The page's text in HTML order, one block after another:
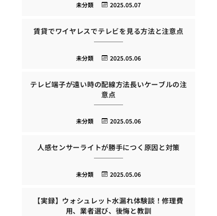
2025.05.07
未分類
賃貸でワイヤレスでテレビを見る方法と注意点
2025.05.06
未分類
テレビ端子が遠い時の配線方法長いケーブルの注
意点
2025.05.06
未分類
人感センサーライトが勝手につく原因と対策
2025.05.06
未分類
【実録】ウォシュレット水漏れ体験談！修理費
用、業者選び、後悔と教訓